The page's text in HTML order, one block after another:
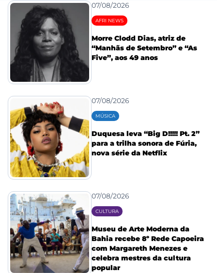
07/08/2026
AFRI NEWS
Morre Clodd Dias, atriz de
“Manhãs de Setembro” e “As
Five”, aos 49 anos
07/08/2026
MÚSICA
Duquesa leva “Big D!!!!! Pt. 2”
para a trilha sonora de Fúria,
nova série da Netflix
07/08/2026
CULTURA
Museu de Arte Moderna da
Bahia recebe 8º Rede Capoeira
com Margareth Menezes e
celebra mestres da cultura
popular